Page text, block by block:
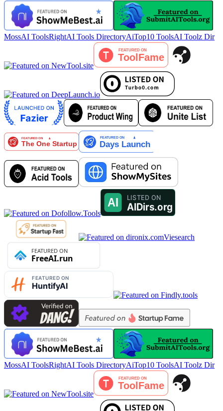
MossAI ToolsRightAI Tools DirectoryAiTop10 ToolsAI Toolz Dir
Viesearch
MossAI ToolsRightAI Tools DirectoryAiTop10 ToolsAI Toolz Dir